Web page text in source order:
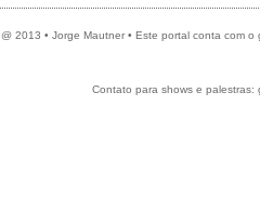
@ 2013 • Jorge Mautner • Este portal conta com
Contato para shows e palestras: